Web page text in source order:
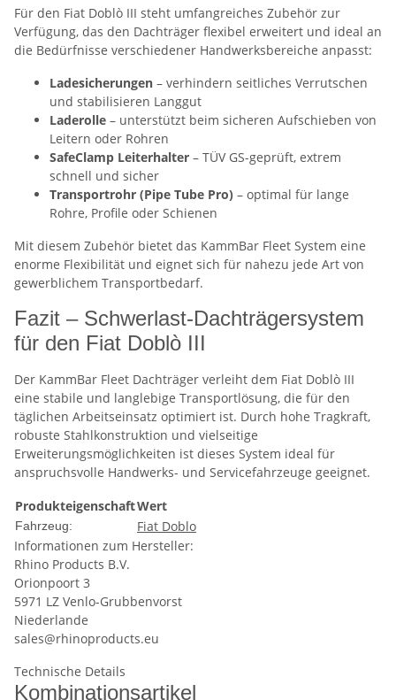
Für den Fiat Doblò III steht umfangreiches Zubehör zur
Verfügung, das den Dachträger flexibel erweitert und ideal an
die Bedürfnisse verschiedener Handwerksbereiche anpasst:
Ladesicherungen – verhindern seitliches Verrutschen
und stabilisieren Langgut
Laderolle – unterstützt beim sicheren Aufschieben von
Leitern oder Rohren
SafeClamp Leiterhalter – TÜV GS-geprüft, extrem
schnell und sicher
Transportrohr (Pipe Tube Pro) – optimal für lange
Rohre, Profile oder Schienen
Mit diesem Zubehör bietet das KammBar Fleet System eine
enorme Flexibilität und eignet sich für nahezu jede Art von
gewerblichem Transportbedarf.
Fazit – Schwerlast-Dachträgersystem
für den Fiat Doblò III
Der KammBar Fleet Dachträger verleiht dem Fiat Doblò III
eine stabile und langlebige Transportlösung, die für den
täglichen Arbeitseinsatz optimiert ist. Durch hohe Tragkraft,
robuste Stahlkonstruktion und vielseitige
Erweiterungsmöglichkeiten ist dieses System ideal für
anspruchsvolle Handwerks- und Servicefahrzeuge geeignet.
ProdukteigenschaftWert
Fahrzeug:
Fiat Doblo
Informationen zum Hersteller:
Rhino Products B.V.
Orionpoort 3
5971 LZ Venlo-Grubbenvorst
Niederlande
sales@rhinoproducts.eu
Technische Details
Kombinationsartikel